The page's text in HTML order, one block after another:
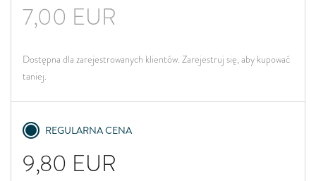
7,00 EUR
Dostępna dla zarejestrowanych klientów. Zarejestruj się, aby kupować
taniej.
REGULARNA CENA
9,80 EUR